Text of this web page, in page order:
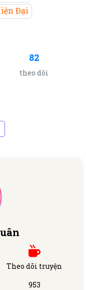
Đại
82
theo dõi
Theo dõi truyện
953